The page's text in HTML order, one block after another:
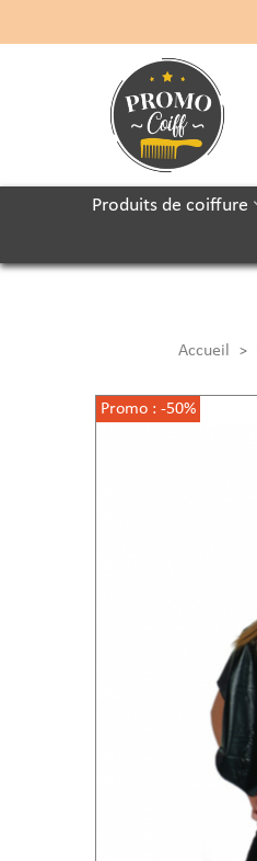
Produits de coiffure
Accueil >
Promo : -50%